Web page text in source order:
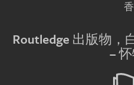
Routledge 出版物，
–